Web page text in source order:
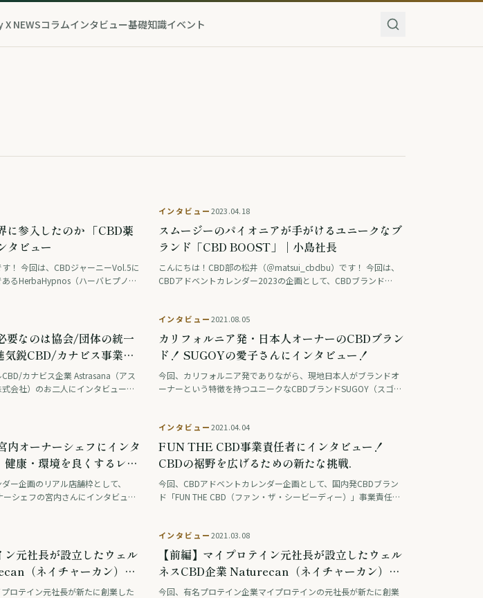
X NEWSコラムインタビュー基礎知識イベント
に参入したのか 「CBD薬
タビュー
！ 今回は、CBDジャーニーVol.5に
るHerbaHypnos（ハーバヒプノ
インタビュー2023.04.18
スムージーのパイオニアが手がけるユニークなブ
ランド「CBD BOOST」｜小島社長
こんにちは！CBD部の松井（＠matsui_cbdbu）です！ 今回は、
CBDアドベントカレンダー2023の企画として、CBDブランド
要なのは協会/団体の統一
鋭CBD/カナビス事業者,
インタビュー
カナビス企業 Astrasana（アス
会社）のお二人にインタビューさ
インタビュー2021.08.05
カリフォルニア発・日本人オーナーのCBDブラン
ド！ SUGOYの愛子さんにインタビュー！
今回、カリフォルニア発でありながら、現地日本人がブランドオ
ーナーという特徴を持つユニークなCBDブランドSUGOY（スゴ
オーナーシェフにインタ
健康・環境を良くするレス
ー企画のリアル店舗枠として、
ーシェフの宮内さんにインタビュー
インタビュー2021.04.04
FUN THE CBD事業責任者にインタビュー！
CBDの裾野を広げるための新たな挑戦.
今回、CBDアドベントカレンダー企画として、国内発CBDブラン
ド「FUN THE CBD（ファン・ザ・シービーディー）」事業責任者
ン元社長が設立したウェル
（ネイチャーカン）と
ロテイン元社長が新たに創業した
インタビュー2021.03.08
【前編】マイプロテイン元社長が設立したウェル
ネスCBD企業 Naturecan（ネイチャーカン）と
は
今回、有名プロテイン企業マイプロテインの元社長が新たに創業